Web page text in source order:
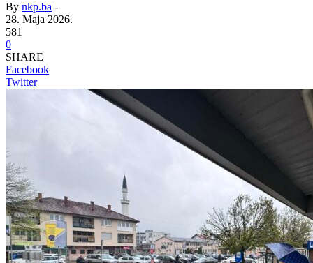
By nkp.ba -
28. Maja 2026.
581
0
SHARE
Facebook
Twitter